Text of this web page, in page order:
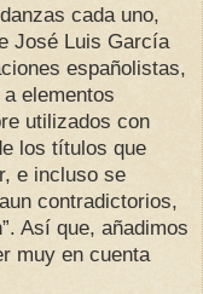
cada uno,
José Luis García
españolistas,
elementos
utilizados con
los títulos que
e incluso se
contradictorios,
Así que, añadimos
muy en cuenta